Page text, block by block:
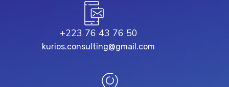
+223 76 43 76 50
kurios.consulting@gmail.com